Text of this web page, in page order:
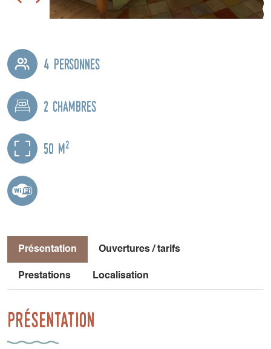
4 personnes
2 chambres
50 m2
Présentation Ouvertures / tarifs
Prestations Localisation
Présentation